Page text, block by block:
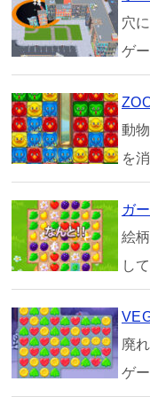
穴
ゲー
動
を
ガ
絵
し
廃
ゲー